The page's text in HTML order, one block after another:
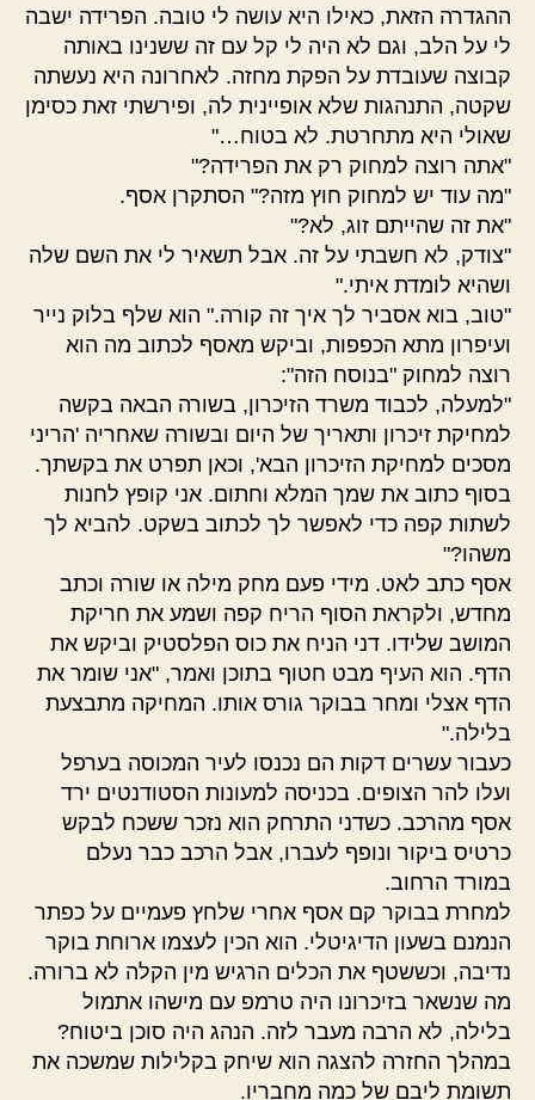
ההגדרה הזאת, כאילו היא עושה לי טובה. הפרידה ישבה
לי על הלב, וגם לא היה לי קל עם זה ששנינו באותה
קבוצה שעובדת על הפקת מחזה. לאחרונה היא נעשתה
שקטה, התנהגות שלא אופיינית לה, ופירשתי זאת כסימן
שאולי היא מתחרטת. לא בטוח…"
"אתה רוצה למחוק רק את הפרידה?"
"מה עוד יש למחוק חוץ מזה?" הסתקרן אסף.
"את זה שהייתם זוג, לא?"
"צודק, לא חשבתי על זה. אבל תשאיר לי את השם שלה
ושהיא לומדת איתי."
"טוב, בוא אסביר לך איך זה קורה." הוא שלף בלוק נייר
ועיפרון מתא הכפפות, וביקש מאסף לכתוב מה הוא
רוצה למחוק "בנוסח הזה":
"למעלה, לכבוד משרד הזיכרון, בשורה הבאה בקשה
למחיקת זיכרון ותאריך של היום ובשורה שאחריה 'הריני
מסכים למחיקת הזיכרון הבא', וכאן תפרט את בקשתך.
בסוף כתוב את שמך המלא וחתום. אני קופץ לחנות
לשתות קפה כדי לאפשר לך לכתוב בשקט. להביא לך
משהו?"
אסף כתב לאט. מידי פעם מחק מילה או שורה וכתב
מחדש, ולקראת הסוף הריח קפה ושמע את חריקת
המושב שלידו. דני הניח את כוס הפלסטיק וביקש את
הדף. הוא העיף מבט חטוף בתוכן ואמר, "אני שומר את
הדף אצלי ומחר בבוקר גורס אותו. המחיקה מתבצעת
בלילה."
כעבור עשרים דקות הם נכנסו לעיר המכוסה בערפל
ועלו להר הצופים. בכניסה למעונות הסטודנטים ירד
אסף מהרכב. כשדני התרחק הוא נזכר ששכח לבקש
כרטיס ביקור ונופף לעברו, אבל הרכב כבר נעלם
במורד הרחוב.
למחרת בבוקר קם אסף אחרי שלחץ פעמיים על כפתר
הנמנם בשעון הדיגיטלי. הוא הכין לעצמו ארוחת בוקר
נדיבה, וכששטף את הכלים הרגיש מין הקלה לא ברורה.
מה שנשאר בזיכרונו היה טרמפ עם מישהו אתמול
בלילה, לא הרבה מעבר לזה. הנהג היה סוכן ביטוח?
במהלך החזרה להצגה הוא שיחק בקלילות שמשכה את
תשומת ליבם של כמה מחבריו.